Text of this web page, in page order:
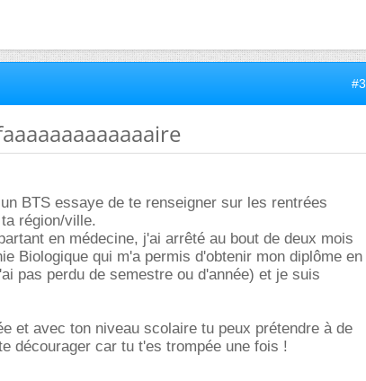
#3
BTS essaye de te renseigner sur les rentrées
région/ville.
en médecine, j'ai arrêté au bout de deux mois
Biologique qui m'a permis d'obtenir mon diplôme en
pas perdu de semestre ou d'année) et je suis
et avec ton niveau scolaire tu peux prétendre à de
décourager car tu t'es trompée une fois !